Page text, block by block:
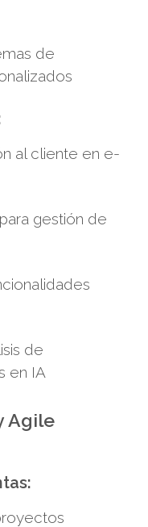
de
al cliente en e-
gestión de
de
en IA
Agile